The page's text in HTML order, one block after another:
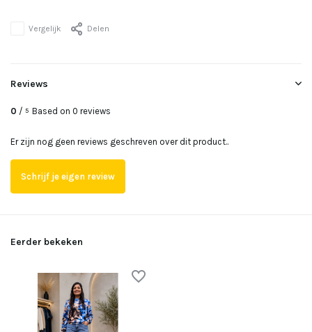
Vergelijk Delen
Reviews
0 / 5 Based on 0 reviews
Er zijn nog geen reviews geschreven over dit product..
Schrijf je eigen review
Eerder bekeken